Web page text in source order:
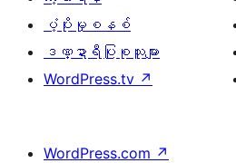
ပံ့ပိုးမှုစနစ်
ဒဏ္ဍာရီပြုစုသူများ
WordPress.tv ↗
WordPress.com ↗